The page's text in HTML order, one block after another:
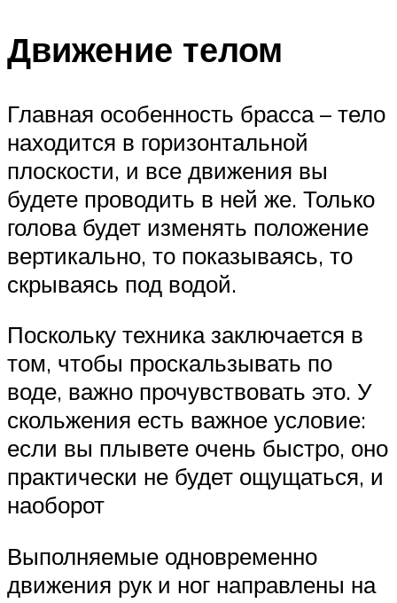
Движение телом
Главная особенность брасса – тело
находится в горизонтальной
плоскости, и все движения вы
будете проводить в ней же. Только
голова будет изменять положение
вертикально, то показываясь, то
скрываясь под водой.
Поскольку техника заключается в
том, чтобы проскальзывать по
воде, важно прочувствовать это. У
скольжения есть важное условие:
если вы плывете очень быстро, оно
практически не будет ощущаться, и
наоборот
Выполняемые одновременно
движения рук и ног направлены на